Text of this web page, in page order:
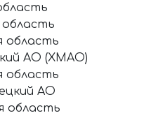
область
область
АО (ХМАО)
область
АО
область